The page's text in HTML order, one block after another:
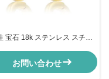
宝石 18k ステンレス スチー
ヤリング
お問い合わせ